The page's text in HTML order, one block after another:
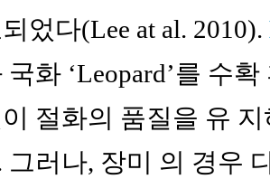
었다(Lee at al. 2010).
화 ‘Leopard’를 수
절화의 품질을 유
그러나, 장미 의 경우